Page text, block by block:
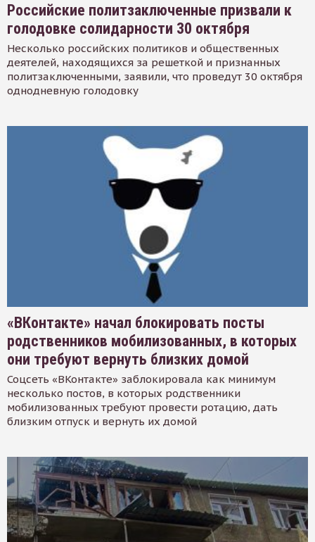
Российские политзаключенные призвали к
голодовке солидарности 30 октября
Несколько российских политиков и общественных
деятелей, находящихся за решеткой и признанных
политзаключенными, заявили, что проведут 30 октября
однодневную голодовку
«ВКонтакте» начал блокировать посты
родственников мобилизованных, в которых
они требуют вернуть близких домой
Соцсеть «ВКонтакте» заблокировала как минимум
несколько постов, в которых родственники
мобилизованных требуют провести ротацию, дать
близким отпуск и вернуть их домой